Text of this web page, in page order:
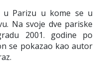
u Parizu u kome se u
Na svoje dve pariske
2001. godine po
se pokazao kao autor